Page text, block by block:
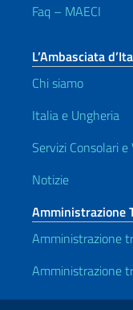
Faq – MAECI
L’Ambasciata
Chi siamo
Italia e Ungheria
Servizi Consolari e
Notizie
Amministrazione
Amministrazione
Amministrazione